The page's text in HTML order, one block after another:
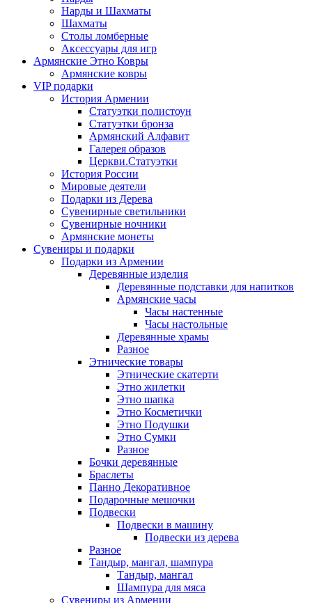
Нарды и Шахматы
Шахматы
Столы ломберные
Аксессуары для игр
Армянские Этно Ковры
Армянские ковры
VIP подарки
История Армении
Статуэтки полистоун
Статуэтки бронза
Армянский Алфавит
Галерея образов
Церкви.Статуэтки
История России
Мировые деятели
Подарки из Дерева
Сувенирные светильники
Сувенирные ночники
Армянские монеты
Сувениры и подарки
Подарки из Армении
Деревянные изделия
Деревянные подставки для напитков
Армянские часы
Часы настенные
Часы настольные
Деревянные храмы
Разное
Этнические товары
Этнические скатерти
Этно жилетки
Этно шапка
Этно Косметички
Этно Подушки
Этно Сумки
Разное
Бочки деревянные
Браслеты
Панно Декоративное
Подарочные мешочки
Подвески
Подвески в машину
Подвески из дерева
Разное
Тандыр, мангал, шампура
Тандыр, мангал
Шампура для мяса
Сувениры из Армении